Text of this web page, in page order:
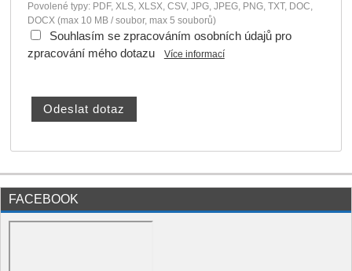
Povolené typy: PDF, XLS, XLSX, CSV, JPG, JPEG, PNG, TXT, DOC,
DOCX (max 10 MB / soubor, max 5 souborů)
Souhlasím se zpracováním osobních údajů pro
zpracování mého dotazu
Více informací
FACEBOOK